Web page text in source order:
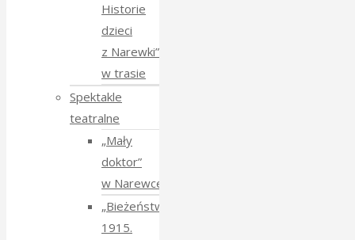
Historie
dzieci
z Narewki”
w trasie
Spektakle
teatralne
„Mały
doktor”
w Narewce
„Bieżeństwo
1915.